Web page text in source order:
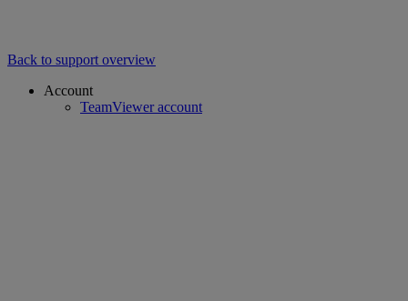
Back to support overview
Account
TeamViewer account